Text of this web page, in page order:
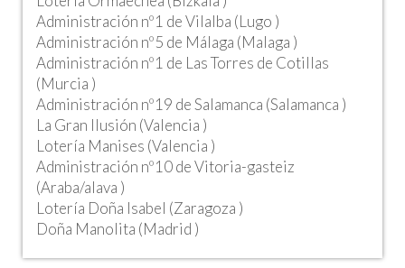
Administración nº1 de Vilalba (Lugo )
Administración nº5 de Málaga (Malaga )
Administración nº1 de Las Torres de Cotillas
(Murcia )
Administración nº19 de Salamanca (Salamanca )
La Gran Ilusión (Valencia )
Lotería Manises (Valencia )
Administración nº10 de Vitoria-gasteiz
(Araba/alava )
Lotería Doña Isabel (Zaragoza )
Doña Manolita (Madrid )